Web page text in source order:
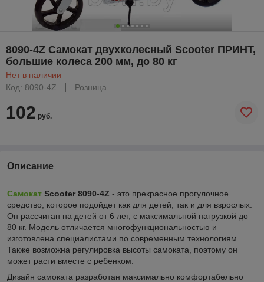
8090-4Z Самокат двухколесный Scooter ПРИНТ,
большие колеса 200 мм, до 80 кг
Нет в наличии
Код: 8090-4Z
Розница
102 руб.
Описание
Самокат Scooter 8090-4Z - это прекрасное прогулочное
средство, которое подойдет как для детей, так и для взрослых.
Он рассчитан на детей от 6 лет, с максимальной нагрузкой до
80 кг. Модель отличается многофункциональностью и
изготовлена специалистами по современным технологиям.
Также возможна регулировка высоты самоката, поэтому он
может расти вместе с ребенком.
Дизайн самоката разработан максимально комфортабельно